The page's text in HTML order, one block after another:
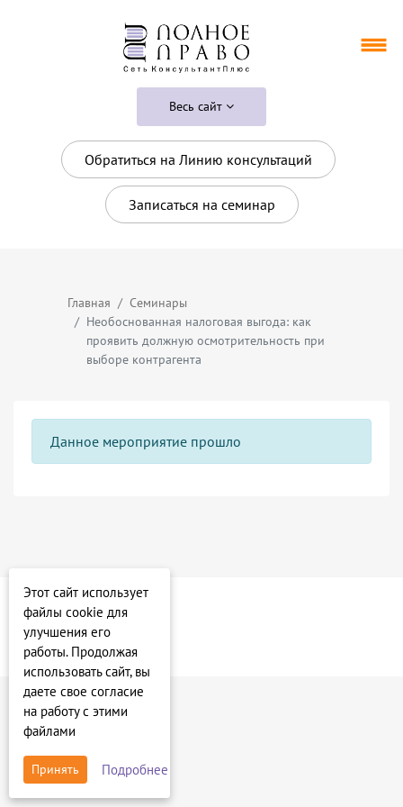
Весь сайт
Обратиться на Линию консультаций
Записаться на семинар
Главная
Семинары
Необоснованная налоговая выгода: как
проявить должную осмотрительность при
выборе контрагента
Данное мероприятие прошло
Этот сайт использует
файлы cookie для
улучшения его
работы. Продолжая
использовать сайт, вы
даете свое согласие
на работу с этими
файлами
Принять Подробнее